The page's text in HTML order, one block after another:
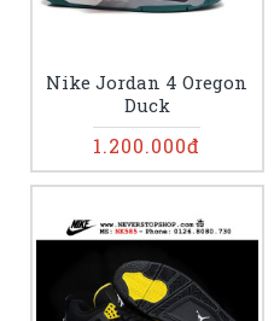
Nike Jordan 4 Oregon
Duck
1.200.000đ